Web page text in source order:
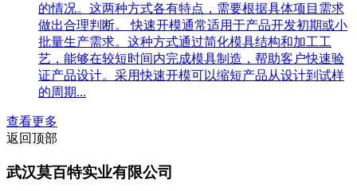
的情况。这两种方式各有特点，需要根据具体项目需求
做出合理判断。 快速开模通常适用于产品开发初期或小
批量生产需求。这种方式通过简化模具结构和加工工
艺，能够在较短时间内完成模具制造，帮助客户快速验
证产品设计。采用快速开模可以缩短产品从设计到试样
的周期...
查看更多
返回顶部
武汉莫百特实业有限公司